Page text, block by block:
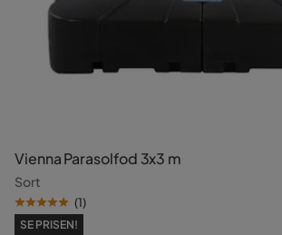
Vienna Parasolfod 3x3 m
Sort
(1)
SE PRISEN!